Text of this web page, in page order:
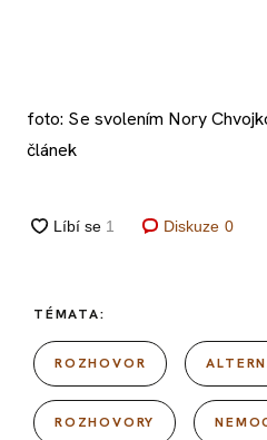
foto: Se svolením Nory
článek
Diskuze 0
TÉMATA:
ROZHOVOR
ROZHOVORY